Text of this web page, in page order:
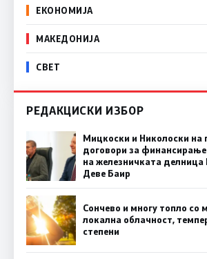
ЕКОНОМИЈА
МАКЕДОНИЈА
СВЕТ
РЕДАКЦИСКИ ИЗБОР
Мицкоски и Николоски
договори за
на железничката
Деве Баир
Сончево и многу топло со
локална облачност,
степени